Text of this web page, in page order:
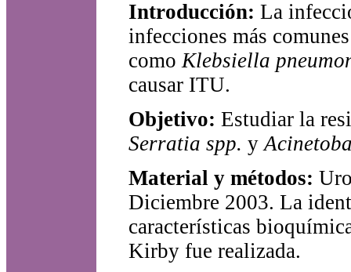
Introducción: La
infecciones más
como Klebsiella
causar ITU.
Objetivo: Estudiar la
Serratia spp. y
Material y métodos:
Diciembre 2003. La
características
Kirby fue realizada.